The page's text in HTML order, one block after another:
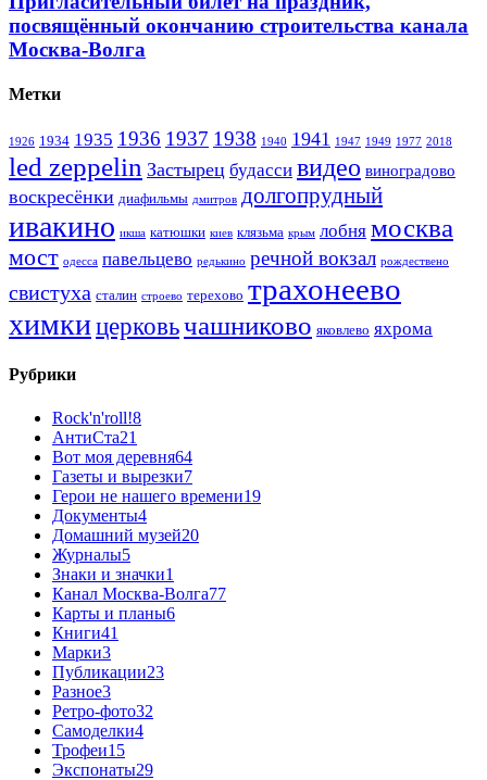
посвящённый окончанию строительства канала
Москва-Волга
Метки
1926 1934 1935 1936 1937 1938 1940 1941 1947 1949 1977 2018
led zeppelin Застырец будасси видео виноградово
воскресёнки диафильмы дмитров долгопрудный
ивакино икша катюшки киев клязьма крым лобня москва
мост одесса павельцево редькино речной вокзал рождествено
свистуха сталин строево терехово трахонеево
химкицерковьчашниково яковлево яхрома
Рубрики
Rock'n'roll!8
АнтиСта21
Вот моя деревня64
Газеты и вырезки7
Герои не нашего времени19
Документы4
Домашний музей20
Журналы5
Знаки и значки1
Канал Москва-Волга77
Карты и планы6
Книги41
Марки3
Публикации23
Разное3
Ретро-фото32
Самоделки4
Трофеи15
Экспонаты29